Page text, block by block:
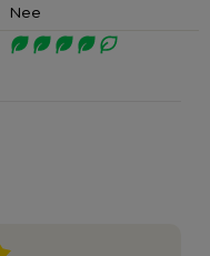
Nee